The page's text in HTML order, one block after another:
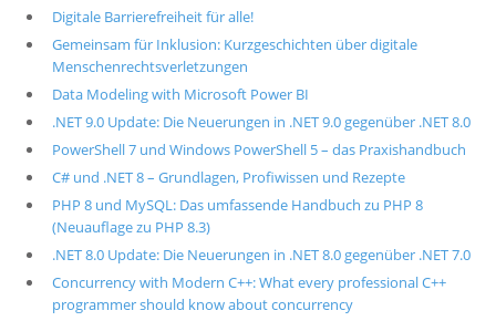
Digitale Barrierefreiheit für alle!
Gemeinsam für Inklusion: Kurzgeschichten über digitale
Menschenrechtsverletzungen
Data Modeling with Microsoft Power BI
.NET 9.0 Update: Die Neuerungen in .NET 9.0 gegenüber .NET 8.0
PowerShell 7 und Windows PowerShell 5 – das Praxishandbuch
C# und .NET 8 – Grundlagen, Profiwissen und Rezepte
PHP 8 und MySQL: Das umfassende Handbuch zu PHP 8
(Neuauflage zu PHP 8.3)
.NET 8.0 Update: Die Neuerungen in .NET 8.0 gegenüber .NET 7.0
Concurrency with Modern C++: What every professional C++
programmer should know about concurrency